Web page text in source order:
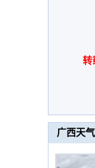
转
广西天